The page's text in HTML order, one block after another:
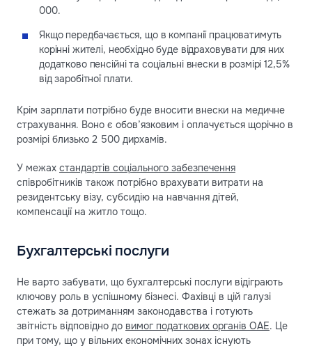
000.
Якщо передбачається, що в компанії працюватимуть
корінні жителі, необхідно буде відраховувати для них
додатково пенсійні та соціальні внески в розмірі 12,5%
від заробітної плати.
Крім зарплати потрібно буде вносити внески на медичне
страхування. Воно є обов’язковим і оплачується щорічно в
розмірі близько 2 500 дирхамів.
У межах стандартів соціального забезпечення
співробітників також потрібно врахувати витрати на
резидентську візу, субсидію на навчання дітей,
компенсації на житло тощо.
Бухгалтерські послуги
Не варто забувати, що бухгалтерські послуги відіграють
ключову роль в успішному бізнесі. Фахівці в цій галузі
стежать за дотриманням законодавства і готують
звітність відповідно до вимог податкових органів ОАЕ. Це
при тому, що у вільних економічних зонах існують